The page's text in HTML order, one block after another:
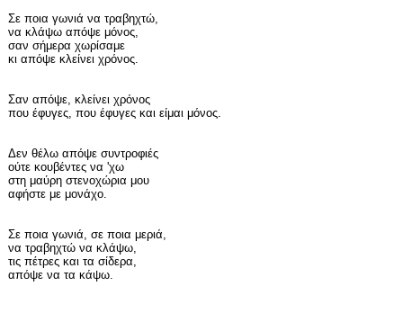
Σε ποια γωνιά να τραβηχτώ,
να κλάψω απόψε μόνος,
σαν σήμερα χωρίσαμε
κι απόψε κλείνει χρόνος.
Σαν απόψε, κλείνει χρόνος
που έφυγες, που έφυγες και είμαι μόνος.
Δεν θέλω απόψε συντροφιές
ούτε κουβέντες να 'χω
στη μαύρη στενοχώρια μου
αφήστε με μονάχο.
Σε ποια γωνιά, σε ποια μεριά,
να τραβηχτώ να κλάψω,
τις πέτρες και τα σίδερα,
απόψε να τα κάψω.